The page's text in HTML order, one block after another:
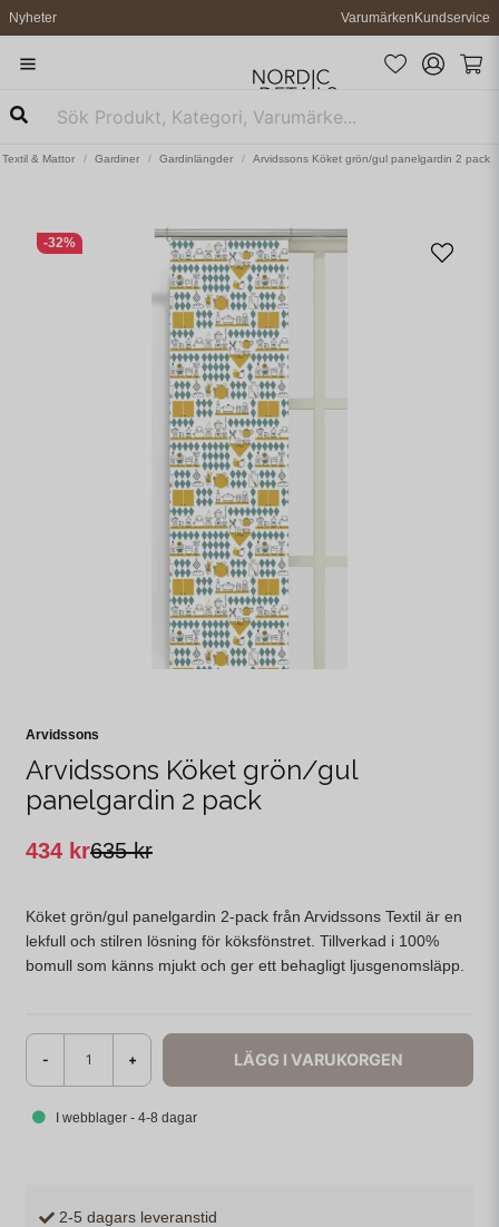
Nyheter VarumärkenKundservice
Textil & Mattor Gardiner Gardinlängder Arvidssons Köket grön/gul panelgardin 2 pack
-32%
Arvidssons
Arvidssons Köket grön/gul
panelgardin 2 pack
635 kr
434 kr
Köket grön/gul panelgardin 2-pack från Arvidssons Textil är en
lekfull och stilren lösning för köksfönstret. Tillverkad i 100%
bomull som känns mjukt och ger ett behagligt ljusgenomsläpp.
- + LÄGG I VARUKORGEN
I webblager - 4-8 dagar
2-5 dagars leveranstid